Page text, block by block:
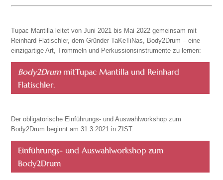
Tupac Mantilla leitet von Juni 2021 bis Mai 2022 gemeinsam mit
Reinhard Flatischler, dem Gründer TaKeTiNas, Body2Drum – eine
einzigartige Art, Trommeln und Perkussionsinstrumente zu lernen:
Body2DrummitTupac Mantilla und Reinhard
Flatischler.
Der obligatorische Einführungs- und Auswahlworkshop zum
Body2Drum beginnt am 31.3.2021 in ZIST.
Einführungs- und Auswahlworkshop zum
Body2Drum